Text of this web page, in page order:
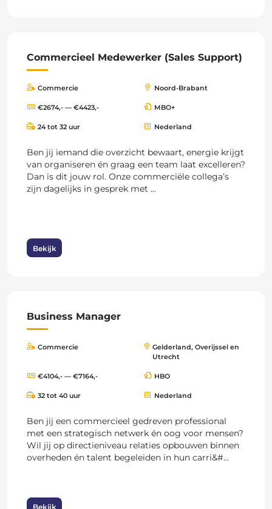
Commercieel Medewerker (Sales Support)
Commercie Noord-Brabant
€2674,- — €4423,- MBO+
24 tot 32 uur Nederland
Ben jij iemand die overzicht bewaart, energie krijgt
van organiseren én graag een team laat excelleren?
Dan is dit jouw rol. Onze commerciële collega’s
zijn dagelijks in gesprek met ...
Bekijk
Business Manager
Commercie
Gelderland, Overijssel en
Utrecht
€4104,- — €7164,- HBO
32 tot 40 uur Nederland
Ben jij een commercieel gedreven professional
met een strategisch netwerk én oog voor mensen?
Wil jij op directieniveau relaties opbouwen binnen
overheden én talent begeleiden in hun carri&#...
Bekijk